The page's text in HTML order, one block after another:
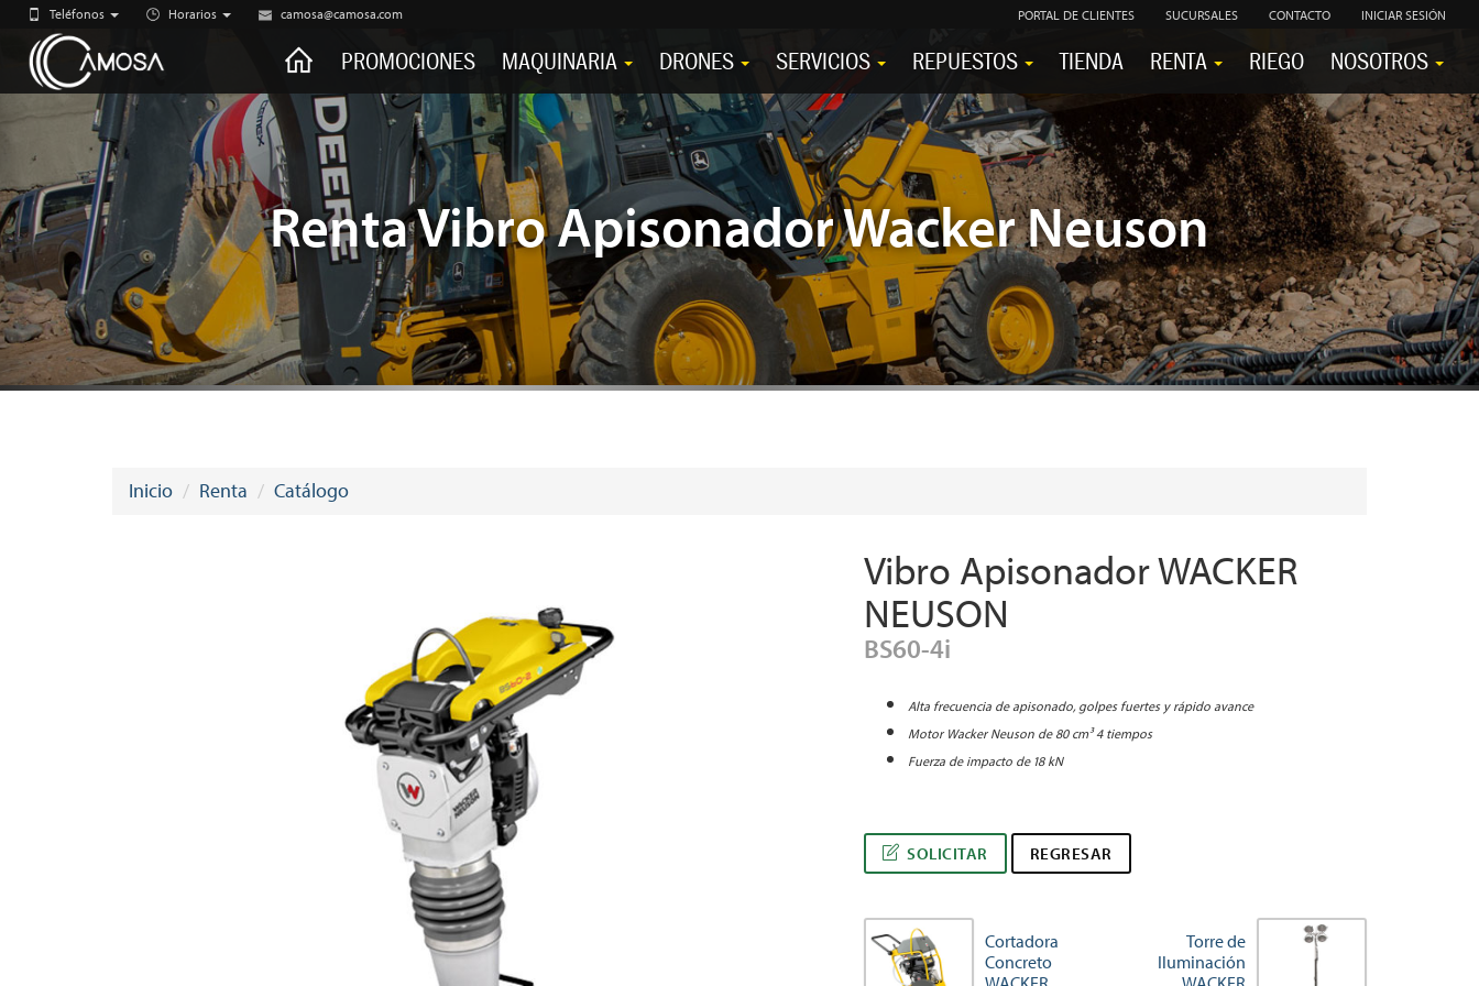
Teléfonos Horarios camosa@camosa.com PORTAL DE CLIENTES SUCURSALES CONTACTO INICIAR SESIÓN
CAMOSAPROMOCIONES MAQUINARIA DRONES SERVICIOS REPUESTOS TIENDA RENTA RIEGO NOSOTROS
Renta Vibro Apisonador Wacker Neuson
Inicio Renta Catálogo
Vibro Apisonador WACKER
NEUSON
BS60-4i
Alta frecuencia de apisonado, golpes fuertes y rápido avance
Motor Wacker Neuson de 80 cm³ 4 tiempos
Fuerza de impacto de 18 kN
SOLICITAR REGRESAR
Cortadora
Concreto
Torre de
Iluminación